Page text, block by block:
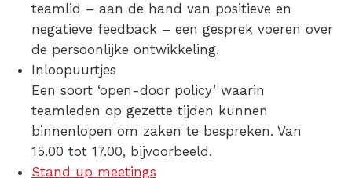
teamlid – aan de hand van positieve en
negatieve feedback – een gesprek voeren over
de persoonlijke ontwikkeling.
Inloopuurtjes
Een soort ‘open-door policy’ waarin
teamleden op gezette tijden kunnen
binnenlopen om zaken te bespreken. Van
15.00 tot 17.00, bijvoorbeeld.
Stand up meetings